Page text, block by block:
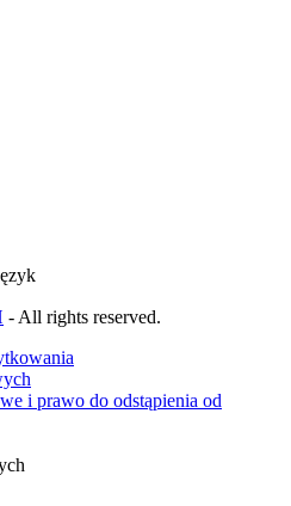
- All rights reserved.
i prawo do odstąpienia od